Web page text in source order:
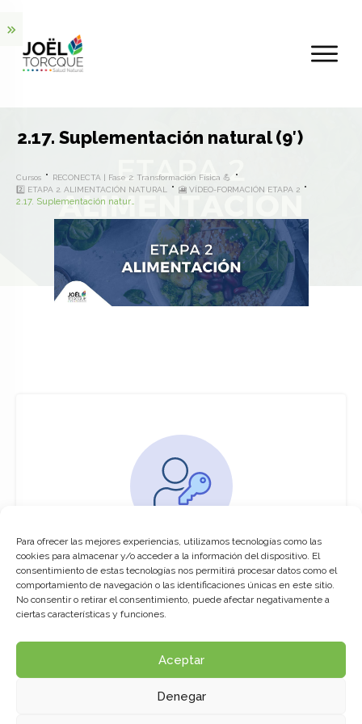
Para ofrecer las mejores experiencias, utilizamos tecnologías como las
cookies para almacenar y/o acceder a la información del dispositivo. El
consentimiento de estas tecnologías nos permitirá procesar datos como el
comportamiento de navegación o las identificaciones únicas en este sitio.
No consentir o retirar el consentimiento, puede afectar negativamente a
ciertas características y funciones.
Aceptar
Denegar
2.17. Suplementación natural (9′)
Cursos
RECONECTA | Fase 2: Transformación Física 💪
2️⃣ ETAPA 2. ALIMENTACIÓN NATURAL
🎦 VÍDEO-FORMACIÓN ETAPA 2
2.17. Suplementación natural (9′)
You must be logged in to access this
course
This course is only available for registered
Click here to login